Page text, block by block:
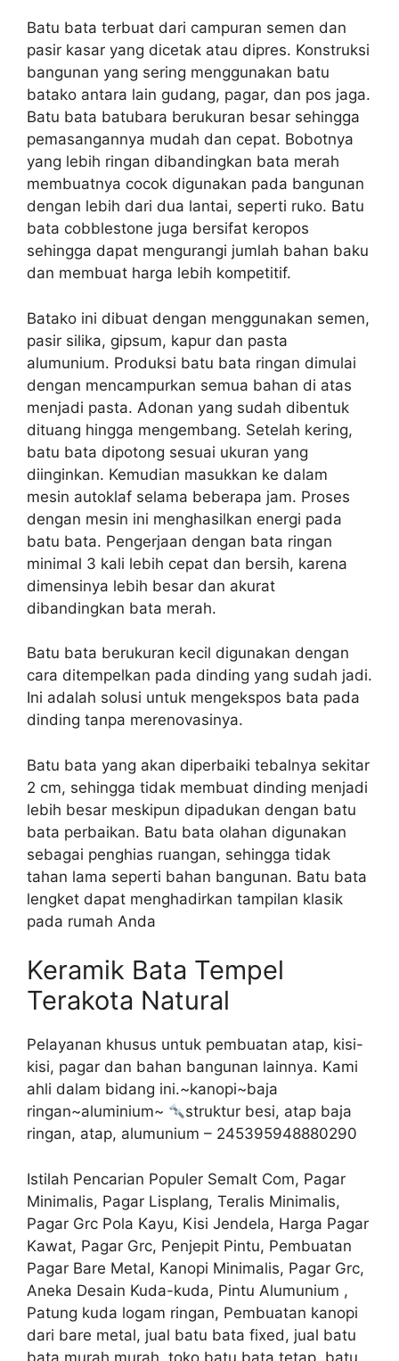
Batu bata terbuat dari campuran semen dan
pasir kasar yang dicetak atau dipres. Konstruksi
bangunan yang sering menggunakan batu
batako antara lain gudang, pagar, dan pos jaga.
Batu bata batubara berukuran besar sehingga
pemasangannya mudah dan cepat. Bobotnya
yang lebih ringan dibandingkan bata merah
membuatnya cocok digunakan pada bangunan
dengan lebih dari dua lantai, seperti ruko. Batu
bata cobblestone juga bersifat keropos
sehingga dapat mengurangi jumlah bahan baku
dan membuat harga lebih kompetitif.
Batako ini dibuat dengan menggunakan semen,
pasir silika, gipsum, kapur dan pasta
alumunium. Produksi batu bata ringan dimulai
dengan mencampurkan semua bahan di atas
menjadi pasta. Adonan yang sudah dibentuk
dituang hingga mengembang. Setelah kering,
batu bata dipotong sesuai ukuran yang
diinginkan. Kemudian masukkan ke dalam
mesin autoklaf selama beberapa jam. Proses
dengan mesin ini menghasilkan energi pada
batu bata. Pengerjaan dengan bata ringan
minimal 3 kali lebih cepat dan bersih, karena
dimensinya lebih besar dan akurat
dibandingkan bata merah.
Batu bata berukuran kecil digunakan dengan
cara ditempelkan pada dinding yang sudah jadi.
Ini adalah solusi untuk mengekspos bata pada
dinding tanpa merenovasinya.
Batu bata yang akan diperbaiki tebalnya sekitar
2 cm, sehingga tidak membuat dinding menjadi
lebih besar meskipun dipadukan dengan batu
bata perbaikan. Batu bata olahan digunakan
sebagai penghias ruangan, sehingga tidak
tahan lama seperti bahan bangunan. Batu bata
lengket dapat menghadirkan tampilan klasik
pada rumah Anda
Keramik Bata Tempel
Terakota Natural
Pelayanan khusus untuk pembuatan atap, kisi-
kisi, pagar dan bahan bangunan lainnya. Kami
ahli dalam bidang ini.~kanopi~baja
ringan~aluminium~
struktur besi, atap baja
ringan, atap, alumunium – 245395948880290
Istilah Pencarian Populer Semalt Com, Pagar
Minimalis, Pagar Lisplang, Teralis Minimalis,
Pagar Grc Pola Kayu, Kisi Jendela, Harga Pagar
Kawat, Pagar Grc, Penjepit Pintu, Pembuatan
Pagar Bare Metal, Kanopi Minimalis, Pagar Grc,
Aneka Desain Kuda-kuda, Pintu Alumunium ,
Patung kuda logam ringan, Pembuatan kanopi
dari bare metal, jual batu bata fixed, jual batu
bata murah murah, toko batu bata tetap, batu